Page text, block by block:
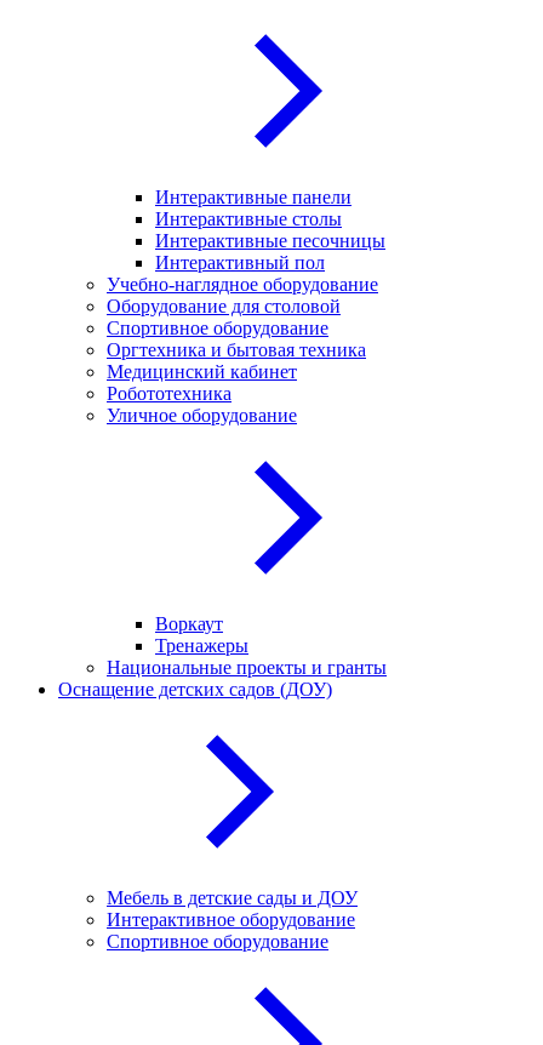
Интерактивные панели
Интерактивные столы
Интерактивные песочницы
Интерактивный пол
Учебно-наглядное оборудование
Оборудование для столовой
Спортивное оборудование
Оргтехника и бытовая техника
Медицинский кабинет
Робототехника
Уличное оборудование
Воркаут
Тренажеры
Национальные проекты и гранты
Оснащение детских садов (ДОУ)
Мебель в детские сады и ДОУ
Интерактивное оборудование
Спортивное оборудование